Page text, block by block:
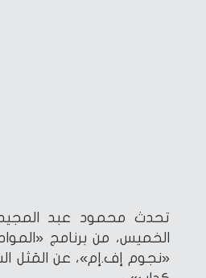
تحدث محمود عبد
الخميس، من برنامج
«نجوم إف.إم»، عن المَثل